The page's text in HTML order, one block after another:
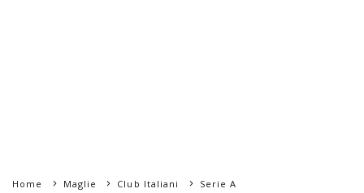
Home Maglie Club Italiani Serie A